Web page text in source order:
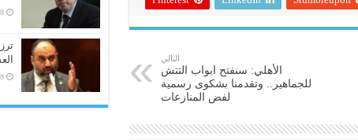
التالي
الأهلي: سنفتح ابواب التتش
للجماهير.. وتقدمنا بشكوى رسمية
لفض المنازعات
28
28